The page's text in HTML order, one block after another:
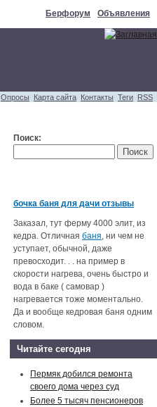
Берфорум Объявления
Опросы Карта сайта Контакты Теги RSS
Поиск:
бочка баня для дачи отзывы
Заказал, тут ферму 4000 элит, из
кедра. Отличная баня , ни чем не
уступает, обычной, даже
превосходит. . . на пример в
скорости нагрева, очень быстро и
вода в баке ( самовар )
нагревается тоже моментально.
Да и вообще кедровая баня одним
словом.
Читайте сегодня
Пермяк добился ремонта
своего дома через суд
Более 5 тысяч пенсионеров